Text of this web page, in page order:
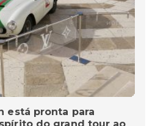
está pronta para